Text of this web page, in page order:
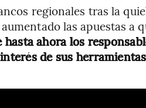
regionales tras la
las apuestas a
hasta ahora los
de sus